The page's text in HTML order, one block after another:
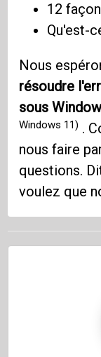
12
Qu'est-
Nous
résoudre
sous
Windows 11) .
nous faire
questions.
voulez que